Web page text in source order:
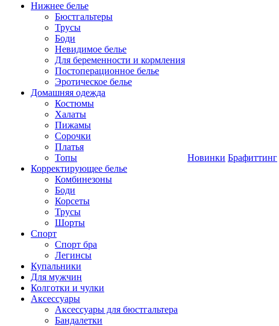
Нижнее белье
Бюстгальтеры
Трусы
Боди
Невидимое белье
Для беременности и кормления
Постоперационное белье
Эротическое белье
Домашняя одежда
Костюмы
Халаты
Пижамы
Сорочки
Платья
Топы
Корректирующее белье
Комбинезоны
Боди
Корсеты
Трусы
Шорты
Спорт
Спорт бра
Легинсы
Купальники
Для мужчин
Колготки и чулки
Аксессуары
Аксессуары для бюстгальтера
Бандалетки
Новинки Брафиттинг